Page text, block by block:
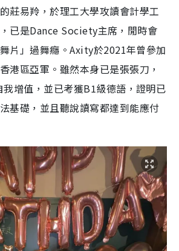
莊易羚，於理工大學攻讀會計學工
已是Dance Society主席，閒時會
片」過舞癮。Axity於2021年曾參加
港區亞軍。雖然本身已是張張刀，
增值，並已考獲B1級德語，證明已
基礎，並且聽說讀寫都達到能應付